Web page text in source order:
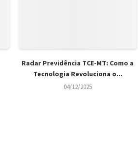
Radar Previdência TCE-MT: Como a
Tecnologia Revoluciona o...
04/12/2025